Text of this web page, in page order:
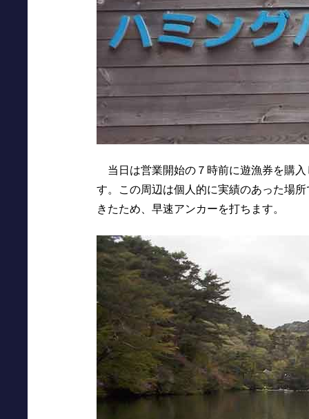
当日は営業開始の７時前に遊漁券を購
す。この周辺は個人的に実績のあった場
きたため、早速アンカーを打ちます。